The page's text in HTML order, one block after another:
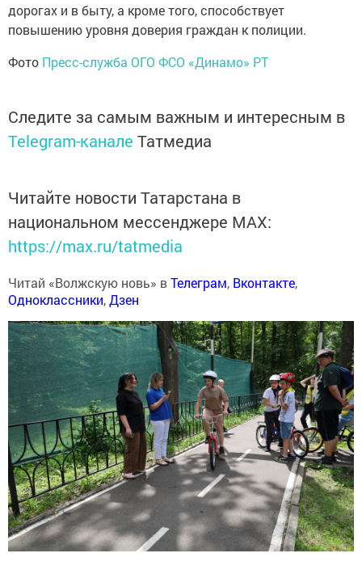
дорогах и в быту, а кроме того, способствует
повышению уровня доверия граждан к полиции.
Фото Пресс-служба ОГО ФСО «Динамо» РТ
Следите за самым важным и интересным в
Telegram-канале Татмедиа
Читайте новости Татарстана в
национальном мессенджере MАХ:
https://max.ru/tatmedia
Читай «Волжскую новь» вТелеграм, Вконтакте,
Одноклассники,Дзен